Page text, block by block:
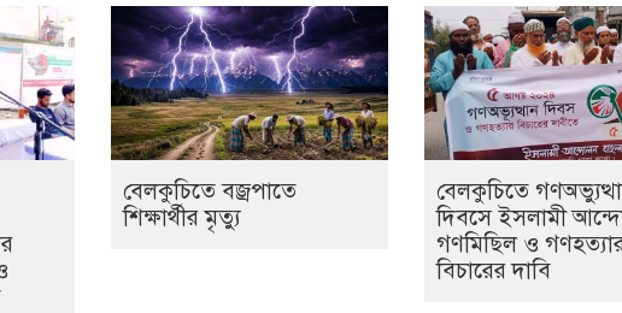
বেলকুচিতে বজ্রপাতে
শিক্ষার্থীর মৃত্যু
বেলকুচিতে
দিবসে ইসলামী
গণমিছিল ও
বিচারের দাবি